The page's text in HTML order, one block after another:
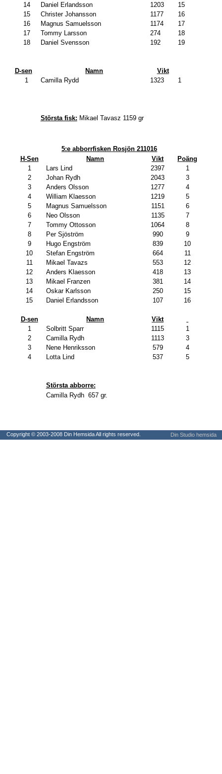
14
Daniel Erlandsson 1203
15
15
Christer Johansson 1177
16
16
Magnus Samuelsson 1174
17
17
Tommy Larsson 274
18
18
Daniel Svensson 192 19
D-sen Namn
Vikt
1
Camilla Rydd 1323 1
Största fisk: Mikael Tavasz 1159 gr
5:e abborrfisken Rosjön 211016
H-Sen
Namn Vikt
Poäng
1
Lars Lind 2397
1
2
Johan Rydh 2043
3
3
Anders Olsson 1277
4
4
William Klaesson 1219
5
5
Magnus Samuelsson 1151
6
6
Neo Olsson 1135
7
7
Tommy Ottosson 1064
8
8
Per Sjöström 990
9
9
Hugo Engström 839
10
10
Stefan Engström 664
11
11
Mikael Tavazs 553
12
12
Anders Klaesson 418
13
13
Mikael Franzen 381
14
14
Oskar Karlsson 250
15
15
Daniel Erlandsson 107 16
D-sen Namn
Vikt
1
Solbritt Sparr 1115
1
2
Camilla Rydh 1113
3
3
Nene Henriksson 579
4
4
Lotta Lind 537 5
Största abborre:
Camilla Rydh 657 gr.
Copyright © 2003-2008 Din Hemsida All rights reserved. Din Studio hemsida